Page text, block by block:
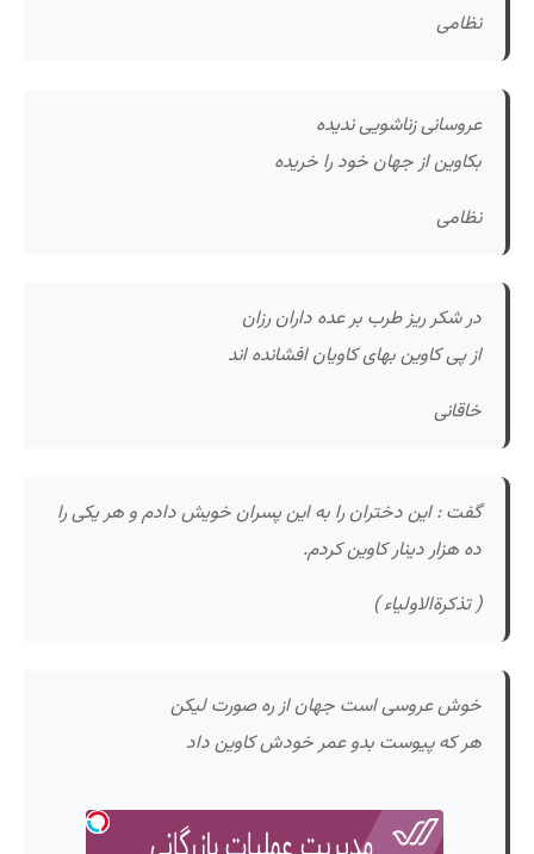
نظامی
عروسانی زناشویی ندیده
بکاوین از جهان خود را خریده
نظامی
در شکر ریز طرب بر عده داران رزان
از پی کاوین بهای کاویان افشانده اند
خاقانی
گفت : این دختران را به این پسران خویش دادم و هر یکی را
ده هزار دینار کاوین کردم.
( تذکرةالاولیاء )
خوش عروسی است جهان از ره صورت لیکن
هر که پیوست بدو عمر خودش کاوین داد